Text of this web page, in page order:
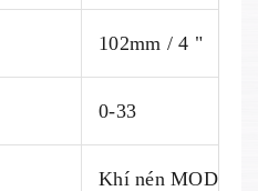
102mm / 4 "
0-33
Khí nén MODEC